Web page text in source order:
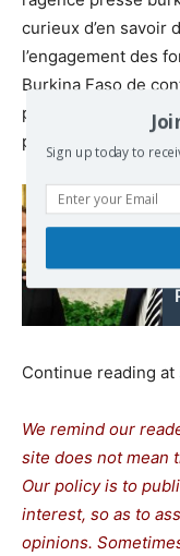
curieux d’en savoir
l’engagement des
Burkina Faso de
plus en plus
partie de notre
Continue reading at
We remind our
site does not mean
Our policy is to
interest, so as to
opinions.
Sign up today to